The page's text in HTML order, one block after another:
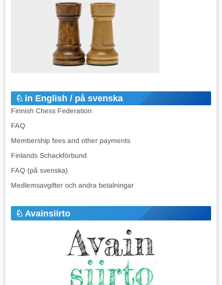
in English / på svenska
Finnish Chess Federation
FAQ
Membership fees and other payments
Finlands Schackförbund
FAQ (på svenska)
Medlemsavgifter och andra betalningar
Avainsiirto